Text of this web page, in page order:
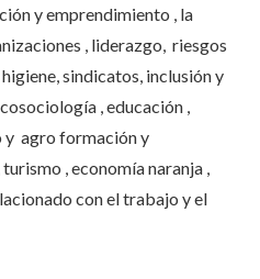
y emprendimiento , la
, liderazgo, riesgos
sindicatos, inclusión y
, educación ,
y agro formación y
, economía naranja ,
con el trabajo y el